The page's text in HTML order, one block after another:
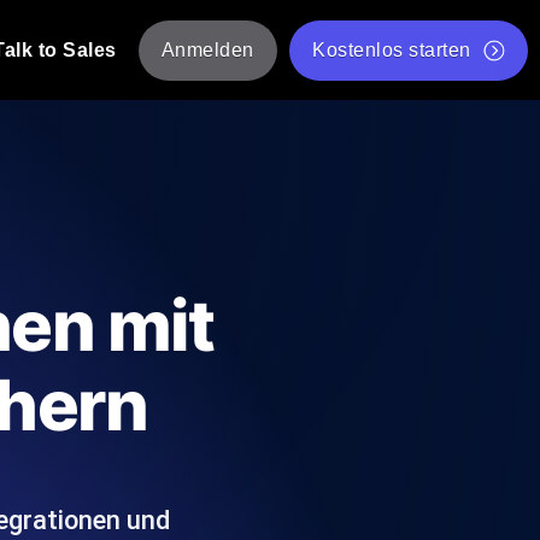
Probes aus 25+ Standorten.
es tun.
APIs
Kostenloses JMeter Test Skript-Validierungstool
API-Statusprüfer
Liste kostenloser Web-Tools
to Sales Anmelden Kostenlos starten
mit
und